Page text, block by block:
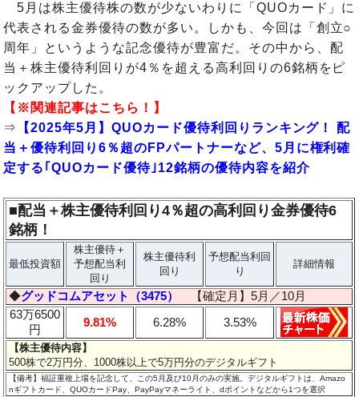
5月は株主優待株の数が少ないわりに「QUOカード」に
代表される金券優待の数が多い。しかも、今回は「創立○
周年」というような記念優待が豊富だ。その中から、配
当＋株主優待利回りが4％を超える高利回りの6銘柄をピ
ックアップした。
【※関連記事はこちら！】
⇒
【2025年5月】QUOカード優待利回りランキング！ 配
当＋優待利回り6％超のFPパートナーなど、5月に権利確
定する｢QUOカード優待｣12銘柄の優待内容を紹介
■配当＋株主優待利回り4％超の高利回り金券優待6
銘柄！
最低投資額
株主優待＋
予想配当利
回り
株主優待利
回り
予想配当利回
り
詳細情報
◆グッドコムアセット（3475）
【確定月】5月／10月
63万6500
円
9.81% 6.28% 3.53%
【株主優待内容】
500株で2万円分、1000株以上で5万円分のデジタルギフト
【備考】福証重複上場を記念して、この5月及び10月のみの実施。デジタルギフトは、Amazo
nギフトカード、QUOカードPay、PayPayマネーライト、dポイントなどから1つを選択